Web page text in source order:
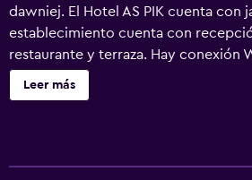
dawniej. El Hotel AS PIK cuenta con
establecimiento cuenta con
restaurante y terraza. Hay conexión
edificio contiguo al hotel hay una
niños. Las habitaciones incluyen
Leer más